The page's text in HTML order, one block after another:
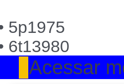
5p1975
6t13980
Acessar